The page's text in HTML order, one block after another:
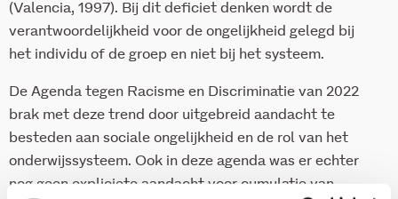
(Valencia, 1997). Bij dit deficiet denken wordt de
verantwoordelijkheid voor de ongelijkheid gelegd bij
het individu of de groep en niet bij het systeem.
De Agenda tegen Racisme en Discriminatie van 2022
brak met deze trend door uitgebreid aandacht te
besteden aan sociale ongelijkheid en de rol van het
onderwijssysteem. Ook in deze agenda was er echter
nog geen expliciete aandacht voor cumulatie van